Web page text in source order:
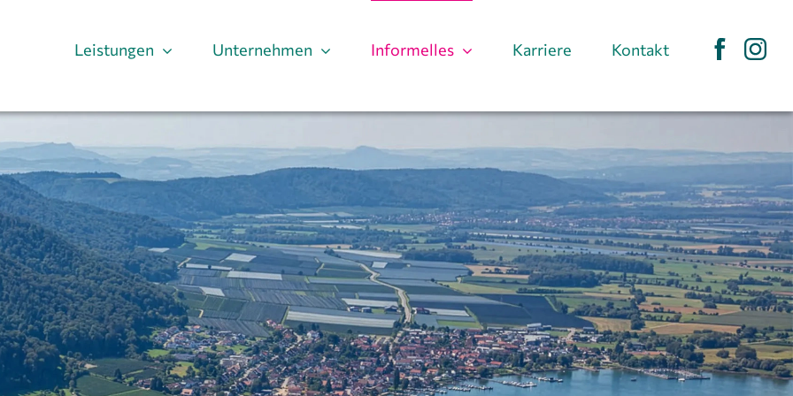
Leistungen Unternehmen Informelles Karriere Kontakt